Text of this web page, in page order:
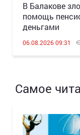
В Балакове
помощь
деньгами
06.08.2026 09:31
Самое